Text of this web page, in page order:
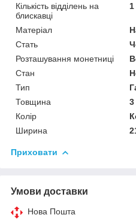
Кількість відділень на
блискавці
1
Матеріал
Стать
Розташування монетниці
Стан
Тип
Товщина
Колір
Ширина
Приховати
Умови доставки
Нова Пошта